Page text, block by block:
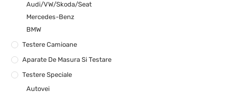
Audi/VW/Skoda/Seat
Mercedes-Benz
BMW
Testere Camioane
Aparate De Masura Si Testare
Testere Speciale
Autovei